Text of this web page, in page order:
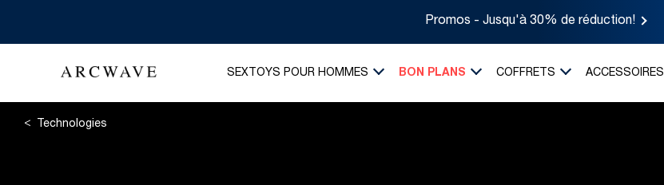
Promos - Jusqu'à 30% de réduction!
SEXTOYS POUR HOMMES BON PLANS COFFRETS ACCESSOIRES
Technologies